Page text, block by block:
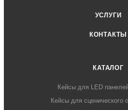
УСЛУГИ
КОНТАКТЫ
КАТАЛОГ
Кейсы для LED
Кейсы для сценического